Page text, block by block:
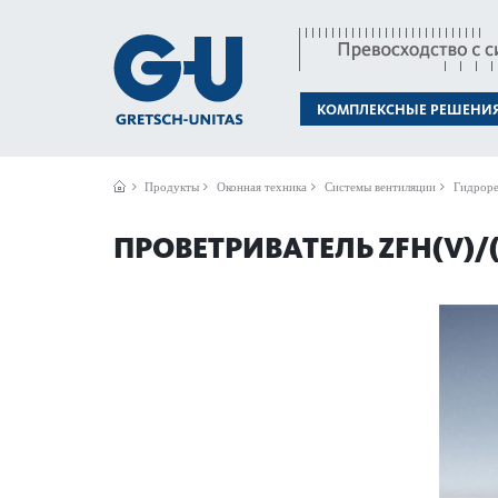
КОМПЛЕКСНЫЕ
Продукты Оконная техника Системы вентиляции
ПРОВЕТРИВАТЕЛЬ ZFH(V)/